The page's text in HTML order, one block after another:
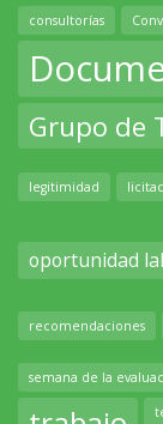
consultorías
Grupo de
legitimidad
oportunidad
recomendaciones
semana de la